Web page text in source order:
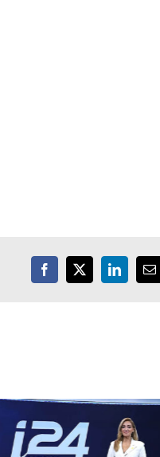
Facebook
X LinkedIn